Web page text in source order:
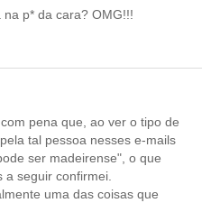
p* da cara? OMG!!!
pena que, ao ver o tipo de
tal pessoa nesses e-mails
ser madeirense", o que
seguir confirmei.
uma das coisas que